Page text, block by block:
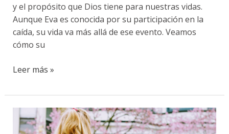
y el propósito que Dios tiene para nuestras vidas.
Aunque Eva es conocida por su participación en la
caída, su vida va más allá de ese evento. Veamos
cómo su
Leer más »
La